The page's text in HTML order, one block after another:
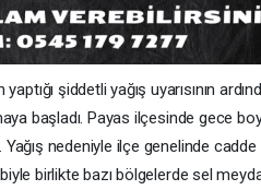
şiddetli yağış uyarısının
başladı. Payas ilçesinde gece
nedeniyle ilçe genelinde
birlikte bazı bölgelerde sel